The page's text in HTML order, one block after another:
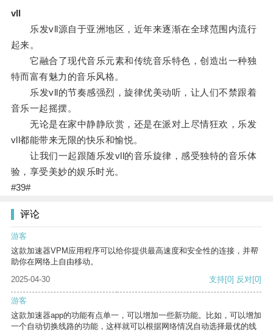
vll
乐发vll源自于亚洲地区，近年来逐渐在全球范围内流行
起来。
它融合了现代音乐元素和传统音乐特色，创造出一种独
特而富有魅力的音乐风格。
乐发vll的节奏感强烈，旋律优美动听，让人们不禁跟着
音乐一起摇摆。
无论是在家中静静欣赏，还是在派对上尽情狂欢，乐发
vll都能带来无限的快乐和愉悦。
让我们一起跟随乐发vll的音乐旋律，感受独特的音乐体
验，享受美妙的娱乐时光。
#39#
评论
游客
这款加速器VPM应用程序可以给你提供最高速度和安全性的连接，并帮
助你在网络上自由移动。
2025-04-30
支持[0] 反对[0]
游客
这款加速器app的功能有点单一，可以增加一些新功能。比如，可以增加
一个自动切换线路的功能，这样就可以根据网络情况自动选择最优的线